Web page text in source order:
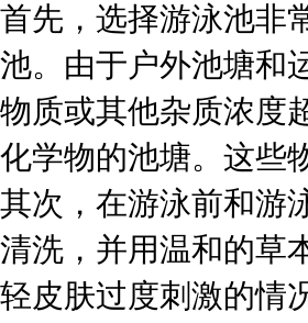
首先，选择游泳池非
池。由于户外池塘和
物质或其他杂质浓度
化学物的池塘。这些
其次，在游泳前和游
清洗，并用温和的草
轻皮肤过度刺激的情